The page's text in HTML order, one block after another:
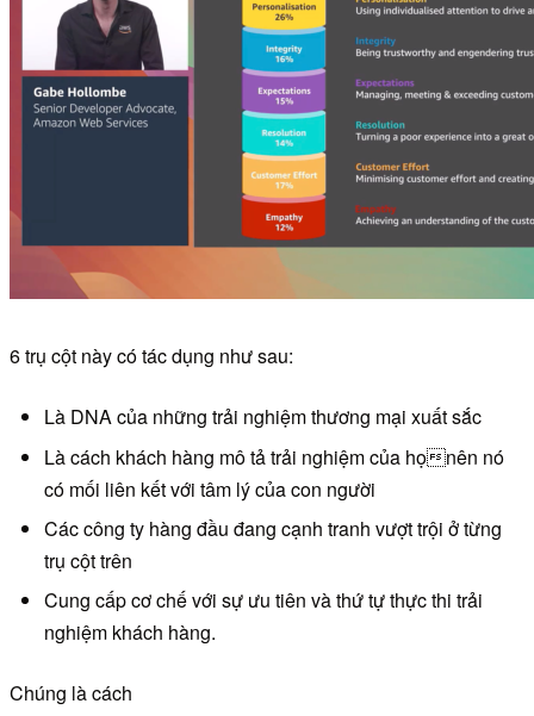
6 trụ cột này có tác dụng như sau:
Là DNA của những trải nghiệm thương mại xuất sắc
Là cách khách hàng mô tả trải nghiệm của họnên nó
có mối liên kết với tâm lý của con người
Các công ty hàng đầu đang cạnh tranh vượt trội ở từng
trụ cột trên
Cung cấp cơ chế với sự ưu tiên và thứ tự thực thi trải
nghiệm khách hàng.
Chúng là cách